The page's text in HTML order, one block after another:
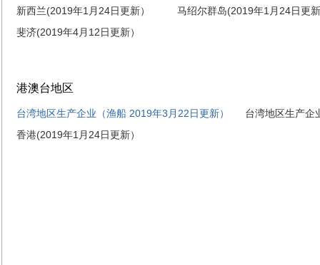
新西兰(2019年1月24日更新）
马绍尔群岛(2019年1月24日更
斐济(2019年4月12日更新）
港澳台地区
台湾地区生产企业（渔船 2019年3月22日更新）
台湾地区生产企
香港(2019年1月24日更新）